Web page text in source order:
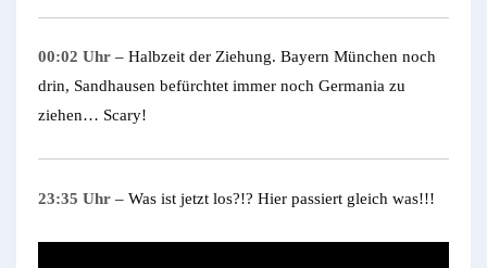
00:02 Uhr – Halbzeit der Ziehung. Bayern München noch
drin, Sandhausen befürchtet immer noch Germania zu
ziehen… Scary!
23:35 Uhr – Was ist jetzt los?!? Hier passiert gleich was!!!